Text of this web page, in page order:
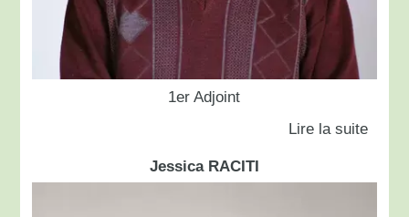
1er Adjoint
Jessica RACITI